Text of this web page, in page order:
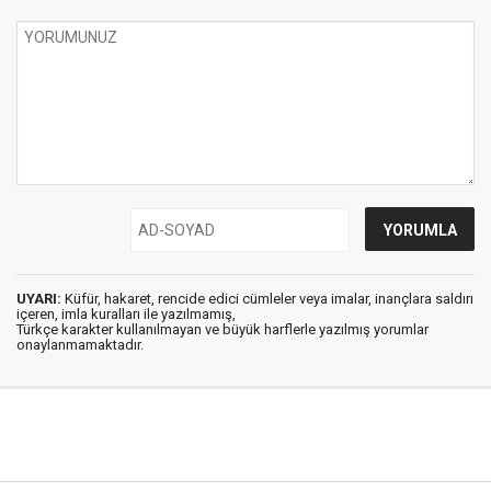
UYARI: Küfür, hakaret, rencide edici cümleler veya imalar, inançlara saldırı
içeren, imla kuralları ile yazılmamış,
Türkçe karakter kullanılmayan ve büyük harflerle yazılmış yorumlar
onaylanmamaktadır.